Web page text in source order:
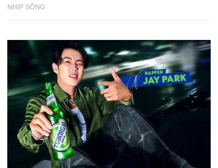
NHỊP SỐNG